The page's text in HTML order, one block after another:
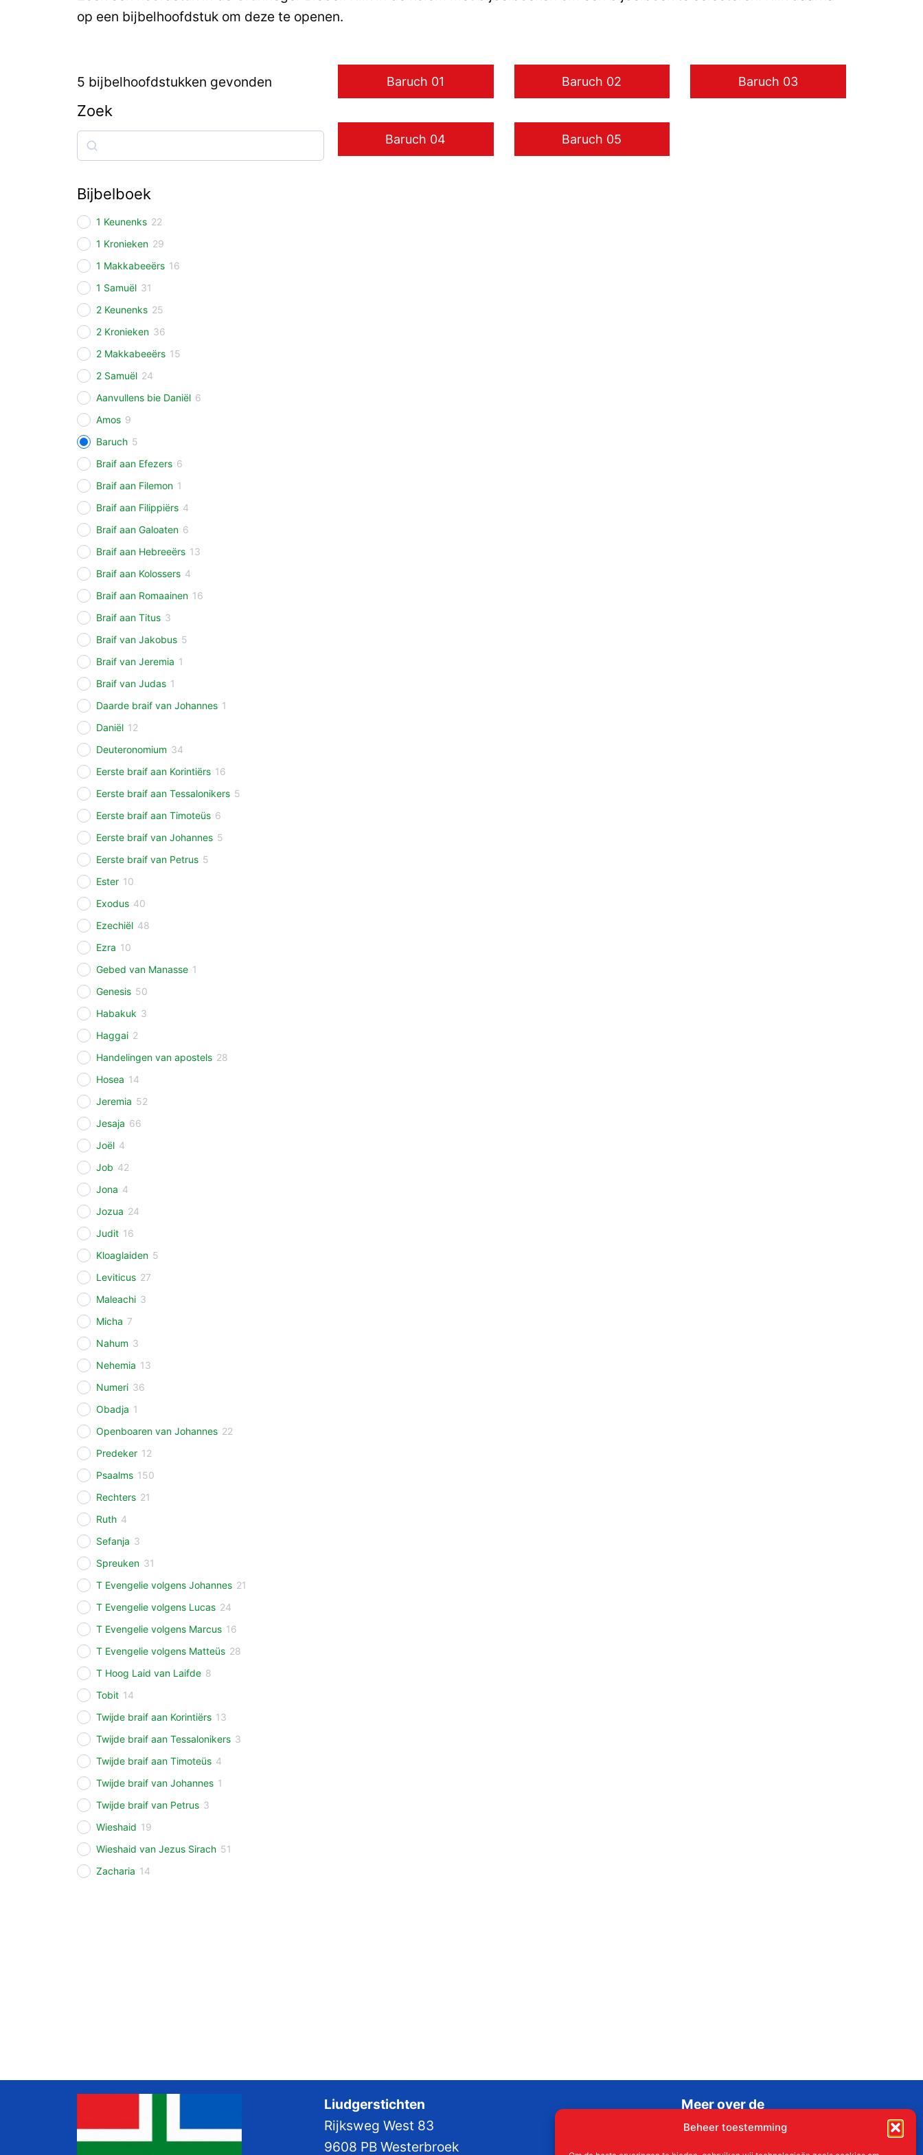
Beheer toestemming
op een bijbelhoofdstuk om deze te openen.
5 bijbelhoofdstukken gevonden
Zoek
Zoek
Bijbelboek
1 Keunenks 22
1 Kronieken 29
1 Makkabeeërs 16
1 Samuël 31
2 Keunenks 25
2 Kronieken 36
2 Makkabeeërs 15
2 Samuël 24
Aanvullens bie Daniël 6
Amos 9
Baruch 5
Braif aan Efezers 6
Braif aan Filemon 1
Braif aan Filippiërs 4
Braif aan Galoaten 6
Braif aan Hebreeërs 13
Braif aan Kolossers 4
Braif aan Romaainen 16
Braif aan Titus 3
Braif van Jakobus 5
Braif van Jeremia 1
Braif van Judas 1
Daarde braif van Johannes 1
Daniël 12
Deuteronomium 34
Eerste braif aan Korintiërs 16
Eerste braif aan Tessalonikers 5
Eerste braif aan Timoteüs 6
Eerste braif van Johannes 5
Eerste braif van Petrus 5
Ester 10
Exodus 40
Ezechiël 48
Ezra 10
Gebed van Manasse 1
Genesis 50
Habakuk 3
Haggai 2
Handelingen van apostels 28
Hosea 14
Jeremia 52
Jesaja 66
Joël 4
Job 42
Jona 4
Jozua 24
Judit 16
Kloaglaiden 5
Leviticus 27
Maleachi 3
Micha 7
Nahum 3
Nehemia 13
Numeri 36
Obadja 1
Openboaren van Johannes 22
Predeker 12
Psaalms 150
Rechters 21
Ruth 4
Sefanja 3
Spreuken 31
T Evengelie volgens Johannes 21
T Evengelie volgens Lucas 24
T Evengelie volgens Marcus 16
T Evengelie volgens Matteüs 28
T Hoog Laid van Laifde 8
Tobit 14
Twijde braif aan Korintiërs 13
Twijde braif aan Tessalonikers 3
Twijde braif aan Timoteüs 4
Twijde braif van Johannes 1
Twijde braif van Petrus 3
Wieshaid 19
Wieshaid van Jezus Sirach 51
Zacharia 14
Baruch 01 Baruch 02 Baruch 03
Baruch 04 Baruch 05
Liudgerstichten
Rijksweg West 83
9608 PB Westerbroek
Meer over de
Liudgerstichten